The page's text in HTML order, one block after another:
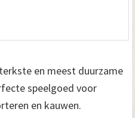
en meest duurzame
speelgoed voor
en kauwen.